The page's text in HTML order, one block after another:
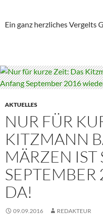
Ein ganz herzliches Vergelts
AKTUELLES
NUR FÜR
KITZMANN
MÄRZEN IST
DA!
09.09.2016 REDAKTEUR